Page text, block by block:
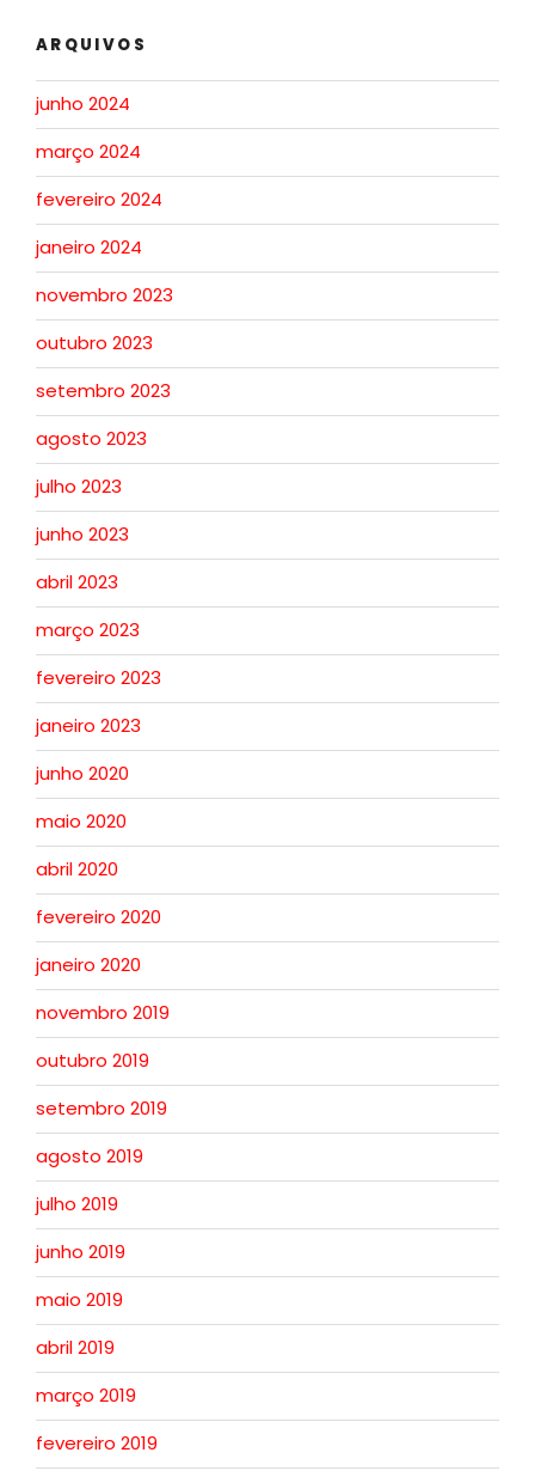
ARQUIVOS
junho 2024
março 2024
fevereiro 2024
janeiro 2024
novembro 2023
outubro 2023
setembro 2023
agosto 2023
julho 2023
junho 2023
abril 2023
março 2023
fevereiro 2023
janeiro 2023
junho 2020
maio 2020
abril 2020
fevereiro 2020
janeiro 2020
novembro 2019
outubro 2019
setembro 2019
agosto 2019
julho 2019
junho 2019
maio 2019
abril 2019
março 2019
fevereiro 2019